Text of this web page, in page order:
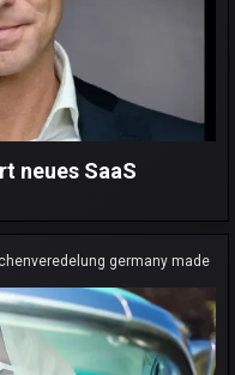
neues SaaS
germany made